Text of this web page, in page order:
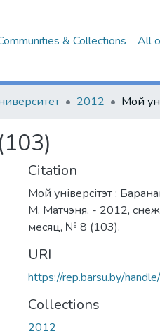
& Collections All
2012
Citation
Мой універсітэт :
М. Матчэня. - 2012,
месяц, № 8 (103).
URI
https://rep.barsu.by/
Collections
2012